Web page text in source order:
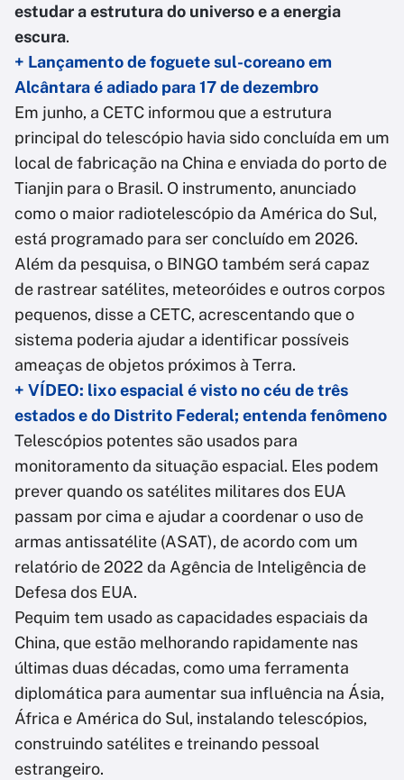
estudar a estrutura do universo e a energia
escura.
+ Lançamento de foguete sul-coreano em
Alcântara é adiado para 17 de dezembro
Em junho, a CETC informou que a estrutura
principal do telescópio havia sido concluída em um
local de fabricação na China e enviada do porto de
Tianjin para o Brasil. O instrumento, anunciado
como o maior radiotelescópio da América do Sul,
está programado para ser concluído em 2026.
Além da pesquisa, o BINGO também será capaz
de rastrear satélites, meteoróides e outros corpos
pequenos, disse a CETC, acrescentando que o
sistema poderia ajudar a identificar possíveis
ameaças de objetos próximos à Terra.
+ VÍDEO: lixo espacial é visto no céu de três
estados e do Distrito Federal; entenda fenômeno
Telescópios potentes são usados para
monitoramento da situação espacial. Eles podem
prever quando os satélites militares dos EUA
passam por cima e ajudar a coordenar o uso de
armas antissatélite (ASAT), de acordo com um
relatório de 2022 da Agência de Inteligência de
Defesa dos EUA.
Pequim tem usado as capacidades espaciais da
China, que estão melhorando rapidamente nas
últimas duas décadas, como uma ferramenta
diplomática para aumentar sua influência na Ásia,
África e América do Sul, instalando telescópios,
construindo satélites e treinando pessoal
estrangeiro.